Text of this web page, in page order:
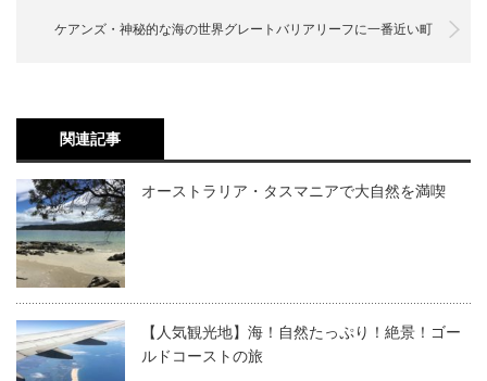
ケアンズ・神秘的な海の世界グレートバリアリーフに一番近い町
関連記事
オーストラリア・タスマニアで大自然を満喫
【人気観光地】海！自然たっぷり！絶景！ゴー
ルドコーストの旅